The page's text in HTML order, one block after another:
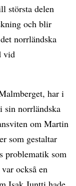
största delen
och blir
norrländska
vid
har i
sin norrländska
om Martin
som gestaltar
problematik som
också en